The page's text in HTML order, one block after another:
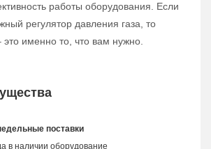
работы оборудования. Если
регулятор давления газа, то
именно то, что вам нужно.
поставки
в наличии оборудование